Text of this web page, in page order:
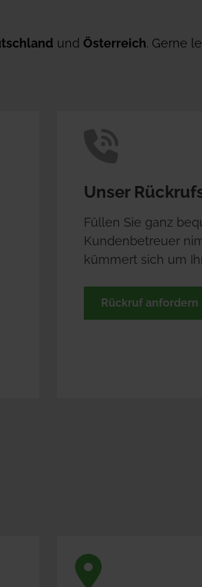
und Österreich. Gerne
Unser
Füllen Sie ganz
Kundenbetreuer
kümmert sich um
Rückruf anfordern